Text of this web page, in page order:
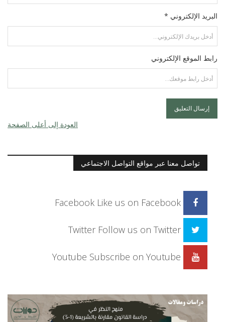
البريد الإلكتروني *
رابط الموقع الإلكتروني
العودة إلى أعلى الصفحة
تواصل معنا عبر مواقع التواصل الاجتماعي
Facebook Like us on Facebook
Twitter Follow us on Twitter
Youtube Subscribe on Youtube